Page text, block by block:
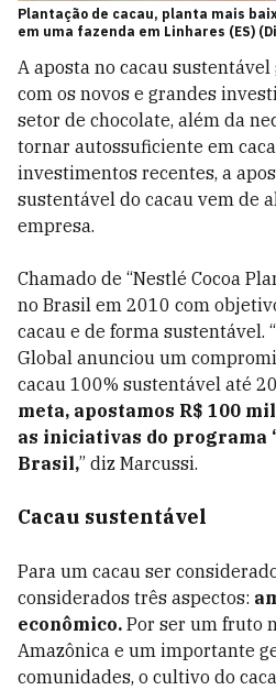
Plantação de cacau, planta mais
em uma fazenda em Linhares (ES)
A aposta no cacau
com os novos e grandes
setor de chocolate, além da
tornar autossuficiente em
investimentos recentes, a
sustentável do cacau vem de
empresa.
Chamado de “Nestlé Cocoa
no Brasil em 2010 com
cacau e de forma sustentável.
Global anunciou um
cacau 100% sustentável até
meta, apostamos R$ 100
as iniciativas do programa
Brasil,” diz Marcussi.
Cacau sustentável
Para um cacau ser
considerados três aspectos:
econômico. Por ser um fruto
Amazônica e um importante
comunidades, o cultivo do